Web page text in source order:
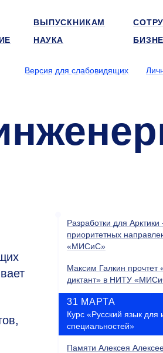
ВЫПУСКНИКАМ
НАУКА
Версия для слабовидящих
Разработки для
приоритетных
«МИСиС»
Максим Галкин прочтет
диктант» в НИТУ
31 МАРТА
Курс «Русский язык
специальностей»
Памяти Алексея